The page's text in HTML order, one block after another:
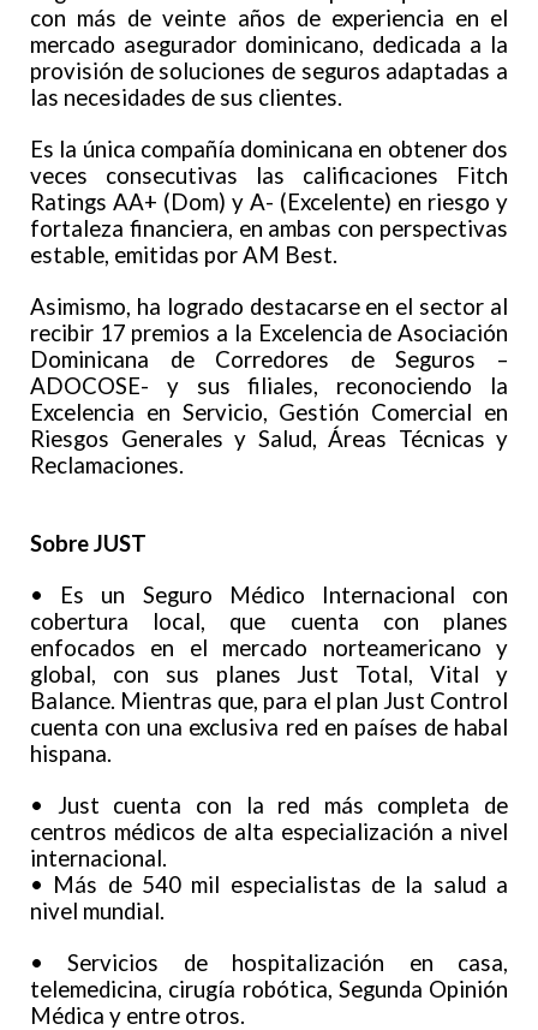
con más de veinte años de experiencia en el
mercado asegurador dominicano, dedicada a la
provisión de soluciones de seguros adaptadas a
las necesidades de sus clientes.
Es la única compañía dominicana en obtener dos
veces consecutivas las calificaciones Fitch
Ratings AA+ (Dom) y A- (Excelente) en riesgo y
fortaleza financiera, en ambas con perspectivas
estable, emitidas por AM Best.
Asimismo, ha logrado destacarse en el sector al
recibir 17 premios a la Excelencia de Asociación
Dominicana de Corredores de Seguros –
ADOCOSE- y sus filiales, reconociendo la
Excelencia en Servicio, Gestión Comercial en
Riesgos Generales y Salud, Áreas Técnicas y
Reclamaciones.
Sobre JUST
• Es un Seguro Médico Internacional con
cobertura local, que cuenta con planes
enfocados en el mercado norteamericano y
global, con sus planes Just Total, Vital y
Balance. Mientras que, para el plan Just Control
cuenta con una exclusiva red en países de habal
hispana.
• Just cuenta con la red más completa de
centros médicos de alta especialización a nivel
internacional.
• Más de 540 mil especialistas de la salud a
nivel mundial.
• Servicios de hospitalización en casa,
telemedicina, cirugía robótica, Segunda Opinión
Médica y entre otros.